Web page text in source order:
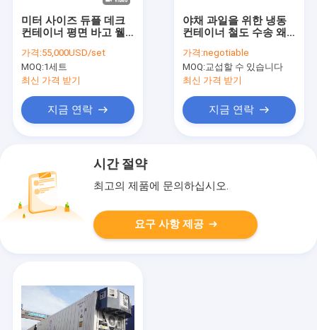
미터 사이즈 듀플 데크
컨테이너 평면 바고 웰
가격:55,000USD/set
MOQ:1세트
최신 가격 받기
지금 연락
야채 과일을 위한 냉동
컨테이너 철도 수송 왜
가격:negotiable
MOQ:교섭할 수 있습니다
최신 가격 받기
지금 연락
시간 절약
최고의 제품에 문의하십시오.
요구 사항 제공